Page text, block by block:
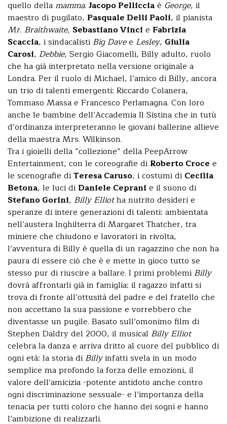
quello della mamma. Jacopo Pellicciaè George, il
maestro di pugilato, Pasquale Delli Paoli, il pianista
Mr. Braithwaite, Sebastiano Vincie Fabrizia
Scaccia, i sindacalisti Big Davee Lesley, Giulia
Carosi, Debbie, Sergio Giacomelli, Billy adulto, ruolo
che ha già interpretato nella versione originale a
Londra. Per il ruolo di Michael, l’amico di Billy, ancora
un trio di talenti emergenti: Riccardo Colanera,
Tommaso Massa e Francesco Perlamagna. Con loro
anche le bambine dell’Accademia Il Sistina che in tutù
d’ordinanza interpreteranno le giovani ballerine allieve
della maestra Mrs. Wilkinson.
Tra i gioielli della “collezione” della PeepArrow
Entertainment, con le coreografie diRoberto Croce e
le scenografie diTeresa Caruso, i costumi di Cecilia
Betona, le luci diDaniele Cepranie il suono di
Stefano Gorini, Billy Elliotha nutrito desideri e
speranze di intere generazioni di talenti: ambientata
nell’austera Inghilterra di Margaret Thatcher, tra
miniere che chiudono e lavoratori in rivolta,
l’avventura di Billy è quella di un ragazzino che non ha
paura di essere ciò che è e mette in gioco tutto se
stesso pur di riuscire a ballare. I primi problemi Billy
dovrà affrontarli già in famiglia: il ragazzo infatti si
trova di fronte all’ottusità del padre e del fratello che
non accettano la sua passione e vorrebbero che
diventasse un pugile. Basato sull’omonimo film di
Stephen Daldry del 2000, il musical Billy Elliot
celebra la danza e arriva dritto al cuore del pubblico di
ogni età: la storia di Billyinfatti svela in un modo
semplice ma profondo la forza delle emozioni, il
valore dell’amicizia -potente antidoto anche contro
ogni discriminazione sessuale- e l’importanza della
tenacia per tutti coloro che hanno dei sogni e hanno
l’ambizione di realizzarli.